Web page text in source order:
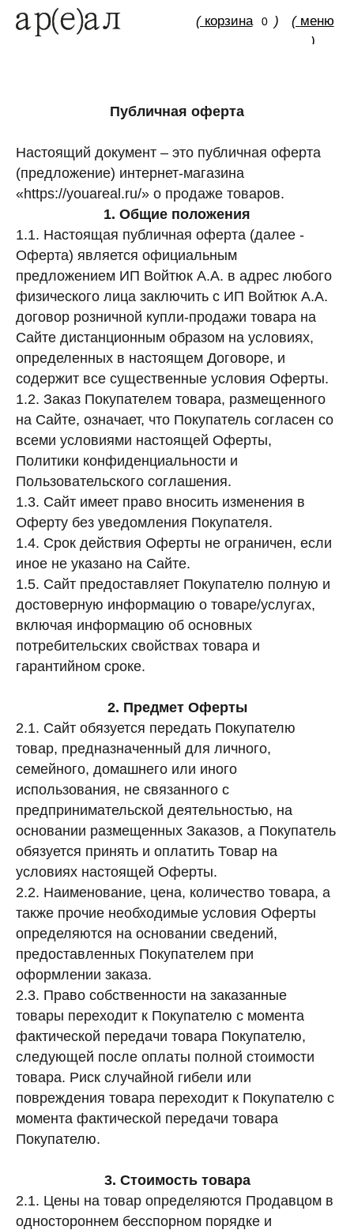
)
)
Публичная оферта
Настоящий документ – это публичная оферта
(предложение) интернет-магазина
«https://youareal.ru/» о продаже товаров.
1. Общие положения
1.1. Настоящая публичная оферта (далее -
Оферта) является официальным
предложением ИП Войтюк А.А. в адрес любого
физического лица заключить с ИП Войтюк А.А.
договор розничной купли-продажи товара на
Сайте дистанционным образом на условиях,
определенных в настоящем Договоре, и
содержит все существенные условия Оферты.
1.2. Заказ Покупателем товара, размещенного
на Сайте, означает, что Покупатель согласен со
всеми условиями настоящей Оферты,
Политики конфиденциальности и
Пользовательского соглашения.
1.3. Сайт имеет право вносить изменения в
Оферту без уведомления Покупателя.
1.4. Срок действия Оферты не ограничен, если
иное не указано на Сайте.
1.5. Сайт предоставляет Покупателю полную и
достоверную информацию о товаре/услугах,
включая информацию об основных
потребительских свойствах товара и
гарантийном сроке.
2. Предмет Оферты
2.1. Сайт обязуется передать Покупателю
товар, предназначенный для личного,
семейного, домашнего или иного
использования, не связанного с
предпринимательской деятельностью, на
основании размещенных Заказов, а Покупатель
обязуется принять и оплатить Товар на
условиях настоящей Оферты.
2.2. Наименование, цена, количество товара, а
также прочие необходимые условия Оферты
определяются на основании сведений,
предоставленных Покупателем при
оформлении заказа.
2.3. Право собственности на заказанные
товары переходит к Покупателю с момента
фактической передачи товара Покупателю,
следующей после оплаты полной стоимости
товара. Риск случайной гибели или
повреждения товара переходит к Покупателю с
момента фактической передачи товара
Покупателю.
3. Стоимость товара
2.1. Цены на товар определяются Продавцом в
одностороннем бесспорном порядке и